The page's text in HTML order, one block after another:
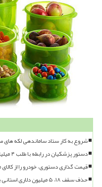
شروع به کار ستاد ساماندهی لکه های
دستور پزشکیان در رابطه با طلب ۴ میلیارد یورویی تامین کنندگان کالاهای اساسی
قیمت گذاری دستوری، خودرو را از
حذف سقف ۱۸، ۵ میلیون دلاری استانی برای واردات کالاهای اساسی از مرزها